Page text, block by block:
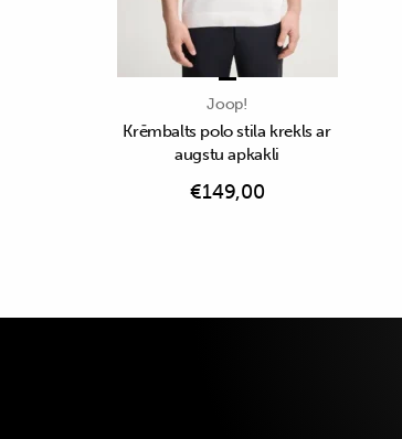
Joop!
Krēmbalts polo stila krekls ar
augstu apkakli
€149,00